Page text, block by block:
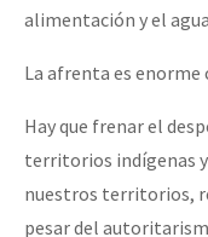
alimentación y el
La afrenta es enorme
Hay que frenar el
territorios indígenas y
nuestros territorios,
pesar del